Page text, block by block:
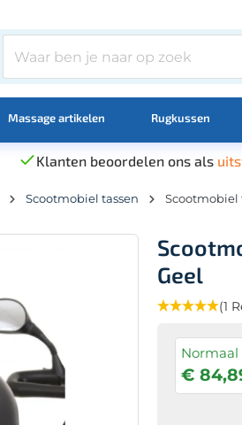
Massage artikelen Rugkussen
Klanten beoordelen ons als
Scootmobiel tassen Scootmobiel
Geel
(1
Normaal
€